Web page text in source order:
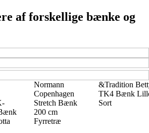
af forskellige bænke og
Normann
Copenhagen
Stretch Bænk
200 cm
Fyrretræ
&Tradition
TK4 Bænk
Sort